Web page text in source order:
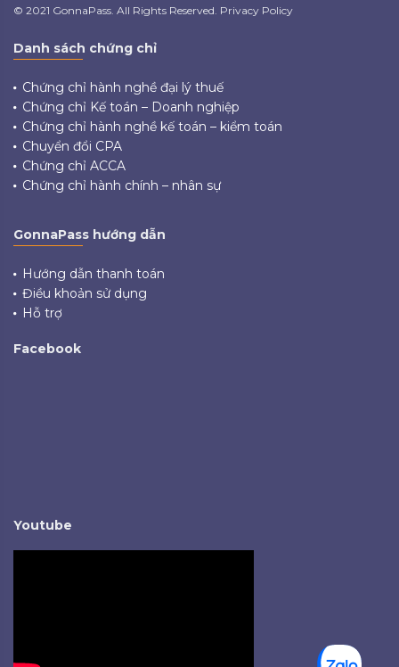
© 2021 GonnaPass. All Rights Reserved. Privacy Policy
Danh sách chứng chỉ
Chứng chỉ hành nghề đại lý thuế
Chứng chỉ Kế toán – Doanh nghiệp
Chứng chỉ hành nghề kế toán – kiểm toán
Chuyển đổi CPA
Chứng chỉ ACCA
Chứng chỉ hành chính – nhân sự
GonnaPass hướng dẫn
Hướng dẫn thanh toán
Điều khoản sử dụng
Hỗ trợ
Facebook
Youtube